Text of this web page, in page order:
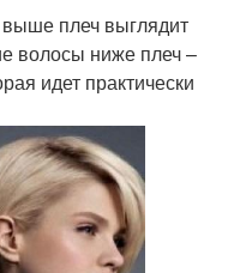
плеч выглядит
волосы ниже плеч –
идет практически